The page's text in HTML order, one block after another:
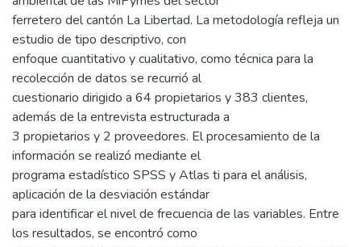
ferretero del cantón La Libertad. La metodología refleja un
estudio de tipo descriptivo, con
enfoque cuantitativo y cualitativo, como técnica para la
recolección de datos se recurrió al
cuestionario dirigido a 64 propietarios y 383 clientes,
además de la entrevista estructurada a
3 propietarios y 2 proveedores. El procesamiento de la
información se realizó mediante el
programa estadístico SPSS y Atlas ti para el análisis,
aplicación de la desviación estándar
para identificar el nivel de frecuencia de las variables. Entre
los resultados, se encontró como